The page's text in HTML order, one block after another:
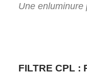
Une enluminure
FILTRE CPL :